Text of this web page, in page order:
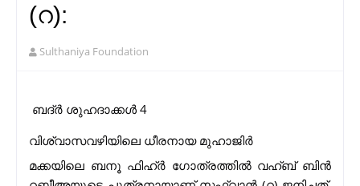
(റ):
Sulthaniya Foundation
ബദ്ർ ശുഹദാക്കൾ 4
വിശ്വാസവഴിയിലെ ധീരനായ മുഹാജിർ
മക്കയിലെ ബനൂ ഫിഹ്‌ർ ഗോത്രത്തിൽ വഹ്ബ് ബിൻ